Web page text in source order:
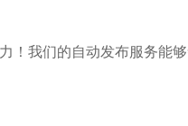
！我们的自动发布服务能